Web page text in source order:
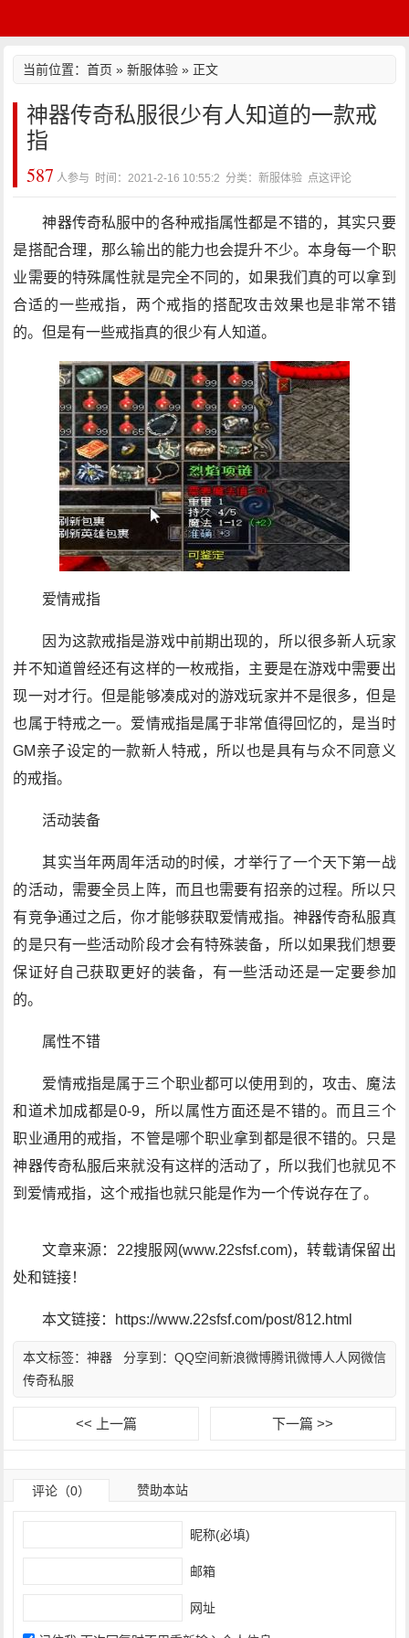
当前位置：首页 »新服体验 » 正文
神器传奇私服很少有人知道的一款戒
指
587 人参与 时间：2021-2-16 10:55:2 分类：新服体验 点这评论
神器传奇私服中的各种戒指属性都是不错的，其实只要
是搭配合理，那么输出的能力也会提升不少。本身每一个职
业需要的特殊属性就是完全不同的，如果我们真的可以拿到
合适的一些戒指，两个戒指的搭配攻击效果也是非常不错
的。但是有一些戒指真的很少有人知道。
爱情戒指
因为这款戒指是游戏中前期出现的，所以很多新人玩家
并不知道曾经还有这样的一枚戒指，主要是在游戏中需要出
现一对才行。但是能够凑成对的游戏玩家并不是很多，但是
也属于特戒之一。爱情戒指是属于非常值得回忆的，是当时
GM亲子设定的一款新人特戒，所以也是具有与众不同意义
的戒指。
活动装备
其实当年两周年活动的时候，才举行了一个天下第一战
的活动，需要全员上阵，而且也需要有招亲的过程。所以只
有竞争通过之后，你才能够获取爱情戒指。神器传奇私服真
的是只有一些活动阶段才会有特殊装备，所以如果我们想要
保证好自己获取更好的装备，有一些活动还是一定要参加
的。
属性不错
爱情戒指是属于三个职业都可以使用到的，攻击、魔法
和道术加成都是0-9，所以属性方面还是不错的。而且三个
职业通用的戒指，不管是哪个职业拿到都是很不错的。只是
神器传奇私服后来就没有这样的活动了，所以我们也就见不
到爱情戒指，这个戒指也就只能是作为一个传说存在了。
文章来源：22搜服网(www.22sfsf.com)，转载请保留出
处和链接！
本文链接：https://www.22sfsf.com/post/812.html
分享到： QQ空间新浪微博腾讯微博人人网微信
本文标签：神器
传奇私服
<< 上一篇 下一篇 >>
评论（0） 赞助本站
昵称(必填)
邮箱
网址